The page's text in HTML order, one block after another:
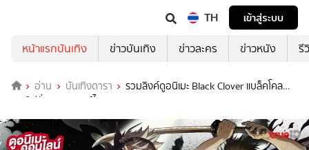
TH
เข้าสู่ระบบ
หน้าแรกบันเทิง
ข่าวบันเทิง ข่าวละคร ข่าวหนัง รี
อ่าน บันเทิงดารา
รวมลิงค์ดูอนิเมะ Black Clover แบล็คโคล
เวอร์ ซีซั่น 1-4 พากย์ไทย ครบทุกตอน